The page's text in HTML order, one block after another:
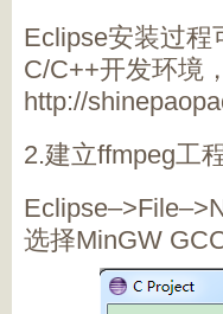
Eclipse安装过程
C/C++开发环境
http://
2.建立ffmpeg工
选择MinGW